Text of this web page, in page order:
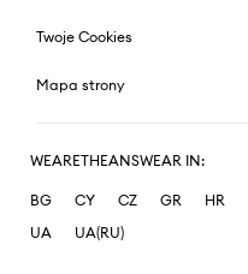
Twoje Cookies
Mapa strony
WEARETHEANSWEAR IN:
BG CY CZ GR HR
UA
UA(RU)